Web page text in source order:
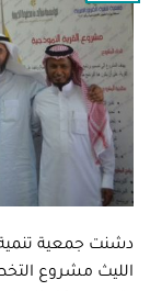
دشنت جمعية
الليث مشروع